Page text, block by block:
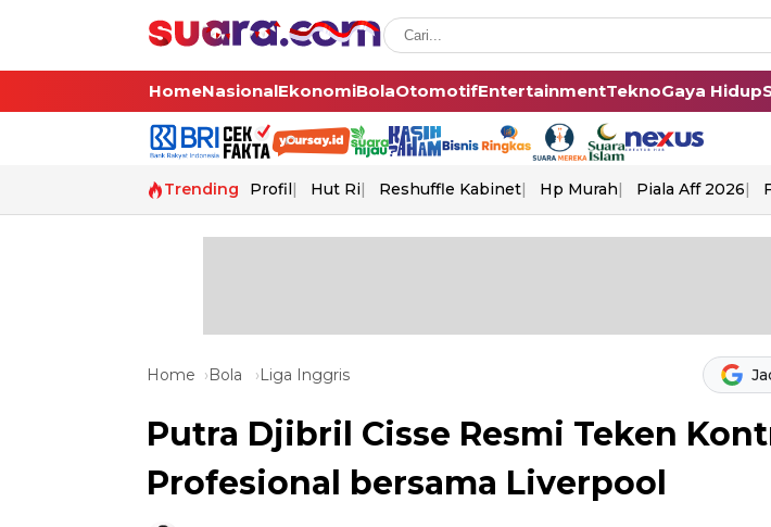
HomeNasionalEkonomiBolaOtomotifEntertainmentTeknoGaya Hidup
Trending Profil Hut Ri Reshuffle Kabinet Hp Murah Piala Aff 2026
Home Bola Liga Inggris
Putra Djibril Cisse Resmi Teken
Profesional bersama Liverpool